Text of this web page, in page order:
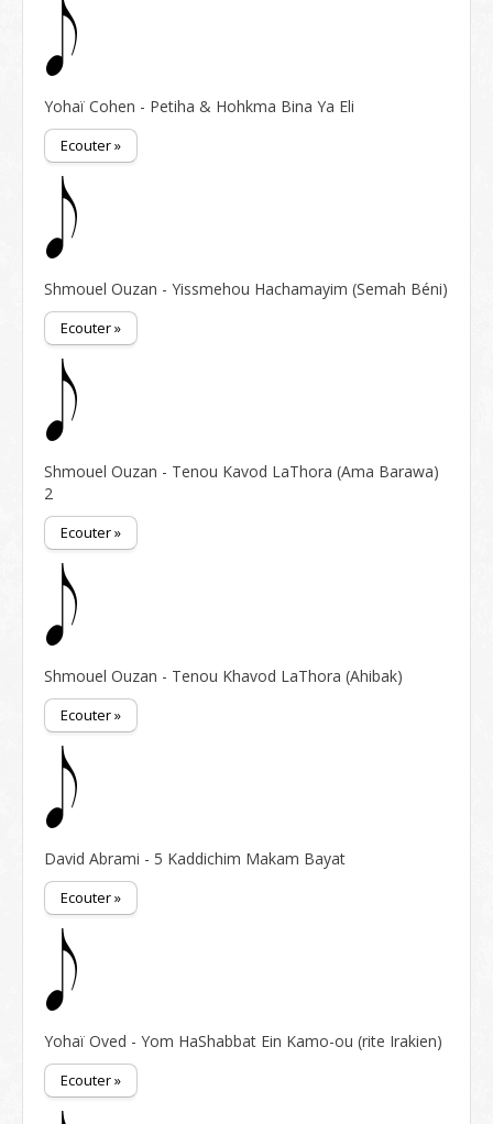
Yohaï Cohen - Petiha & Hohkma Bina Ya Eli
Ecouter »
Shmouel Ouzan - Yissmehou Hachamayim (Semah Béni)
Ecouter »
Shmouel Ouzan - Tenou Kavod LaThora (Ama Barawa)
2
Ecouter »
Shmouel Ouzan - Tenou Khavod LaThora (Ahibak)
Ecouter »
David Abrami - 5 Kaddichim Makam Bayat
Ecouter »
Yohaï Oved - Yom HaShabbat Ein Kamo-ou (rite Irakien)
Ecouter »